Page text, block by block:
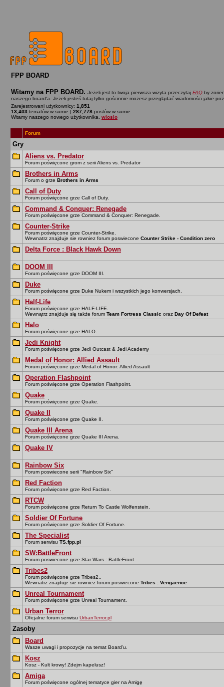
FPP BOARD
Witamy na FPP BOARD. Jeżeli jest to twoja pierwsza wizyta przeczytaj FAQ by
naszego board'a. Jeżeli jesteś tutaj tylko gościnnie możesz przeglądać wiadomości jakie
Zarejestrowani użytkownicy: 1,851
13,403 tematów w sumie | 287,778 postów w sumie
Witamy naszego nowego użytkownika, wlosio
Forum
Gry
Aliens vs. Predator
Forum poświęcone grom z serii Aliens vs. Predator
Brothers in Arms
Forum o grze Brothers in Arms
Call of Duty
Forum poświęcone grze Call of Duty.
Command & Conquer: Renegade
Forum poświęcone grze Command & Conquer: Renegade.
Counter-Strike
Forum poświęcone grze Counter-Strike.
Wewnatrz znajduje sie rowniez forum poswiecone Counter Strike - Condition zero
Delta Force : Black Hawk Down
DOOM III
Forum poświęcone grze DOOM III.
Duke
Forum poświęcone grze Duke Nukem i wszystkich jego konwersjach.
Half-Life
Forum poświęcone grze HALF-LIFE.
Wewnątrz znajduje się także forum Team Fortress Classic oraz Day Of Defeat
Halo
Forum poświęcone grze HALO.
Jedi Knight
Forum poświęcone grze Jedi Outcast & Jedi Academy
Medal of Honor: Allied Assault
Forum poświęcone grze Medal of Honor: Allied Assault
Operation Flashpoint
Forum poświęcone grze Operation Flashpoint.
Quake
Forum poświęcone grze Quake.
Quake II
Forum poświęcone grze Quake II.
Quake III Arena
Forum poświęcone grze Quake III Arena.
Quake IV
Rainbow Six
Forum poswiecone serii "Rainbow Six"
Red Faction
Forum poświęcone grze Red Faction.
RTCW
Forum poświęcone grze Return To Castle Wolfenstein.
Soldier Of Fortune
Forum poświęcone grze Soldier Of Fortune.
The Specialist
Forum serwisu TS.fpp.pl
SW:BattleFront
Forum poswiecone grze Star Wars : BattleFront
Tribes2
Forum poświęcone grze Tribes2..
Wewnatrz znajduje sie rowniez forum poswiecone Tribes : Vengaence
Unreal Tournament
Forum poświęcone grze Unreal Tournament.
Urban Terror
Oficjalne forum serwisu UrbanTerror.pl
Zasoby
Board
Wasze uwagi i propozycje na temat Board'u.
Kosz
Kosz - Kult krowy! Zdejm kapelusz!
Amiga
Forum poświęcone ogólnej tematyce gier na Amigę